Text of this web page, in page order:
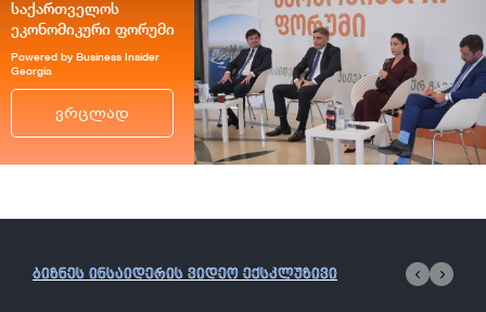
საქართველოს
ეკონომიკური ფორუმი
Powered by Business Insider
Georgia
ვრცლად
ბიზნეს ინსაიდერის ვიდეო ექსკლუზივი